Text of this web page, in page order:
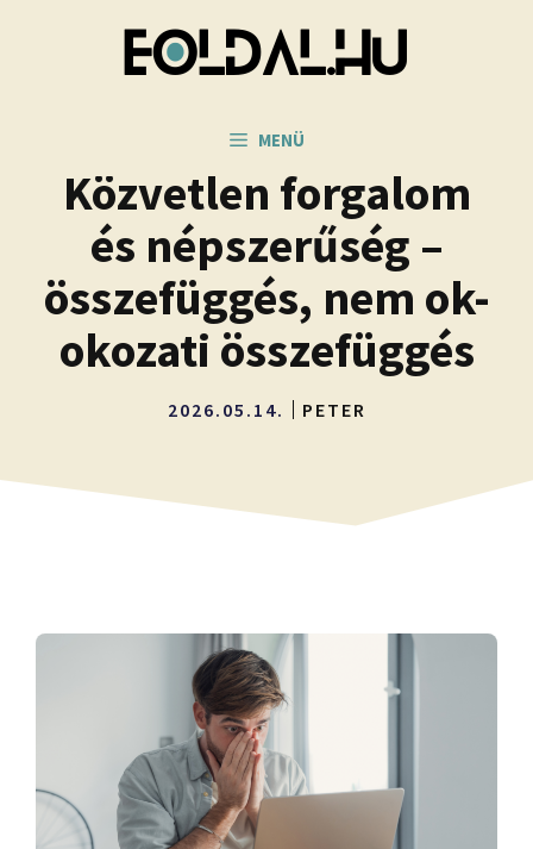
MENÜ
Közvetlen forgalom
és népszerűség –
összefüggés, nem ok-
okozati összefüggés
2026.05.14. PETER